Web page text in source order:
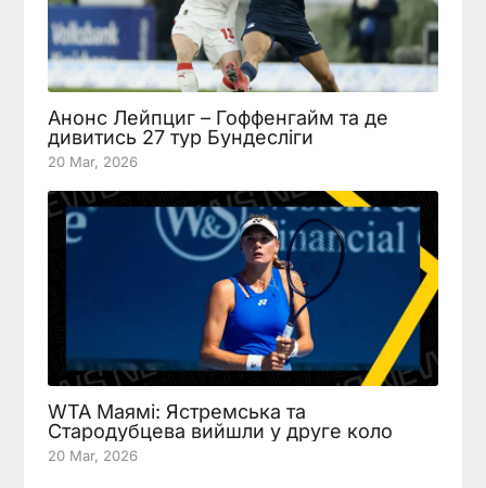
Анонс Лейпциг – Гоффенгайм та де
дивитись 27 тур Бундесліги
20 Mar, 2026
WTA Маямі: Ястремська та
Стародубцева вийшли у друге коло
20 Mar, 2026